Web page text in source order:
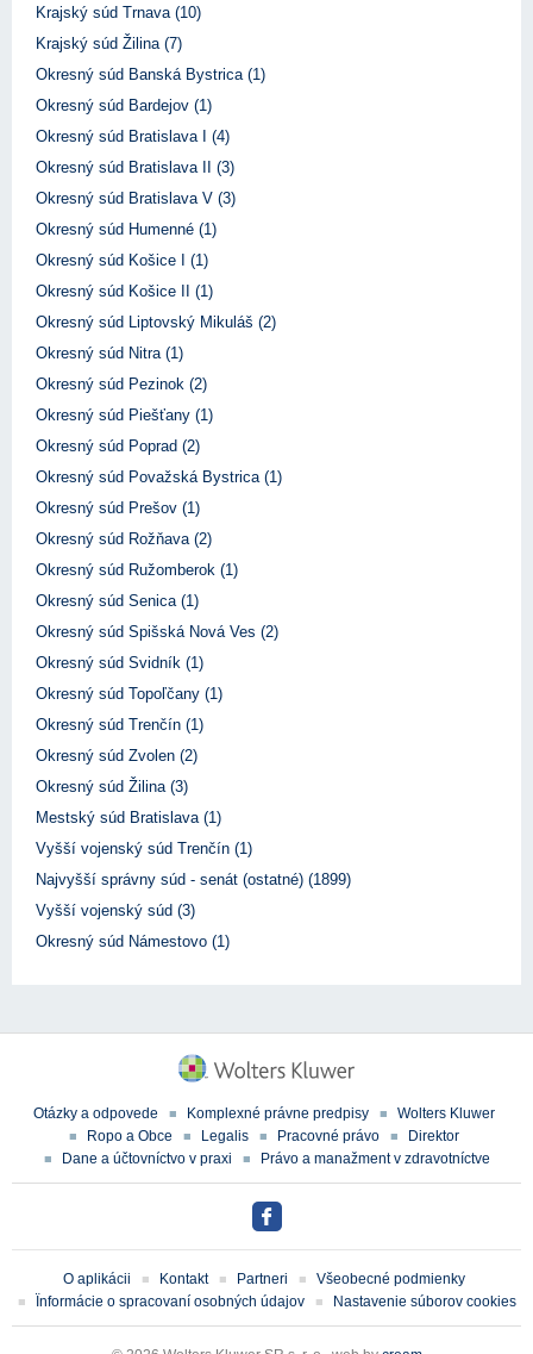
Krajský súd Trnava (10)
Krajský súd Žilina (7)
Okresný súd Banská Bystrica (1)
Okresný súd Bardejov (1)
Okresný súd Bratislava I (4)
Okresný súd Bratislava II (3)
Okresný súd Bratislava V (3)
Okresný súd Humenné (1)
Okresný súd Košice I (1)
Okresný súd Košice II (1)
Okresný súd Liptovský Mikuláš (2)
Okresný súd Nitra (1)
Okresný súd Pezinok (2)
Okresný súd Piešťany (1)
Okresný súd Poprad (2)
Okresný súd Považská Bystrica (1)
Okresný súd Prešov (1)
Okresný súd Rožňava (2)
Okresný súd Ružomberok (1)
Okresný súd Senica (1)
Okresný súd Spišská Nová Ves (2)
Okresný súd Svidník (1)
Okresný súd Topoľčany (1)
Okresný súd Trenčín (1)
Okresný súd Zvolen (2)
Okresný súd Žilina (3)
Mestský súd Bratislava (1)
Vyšší vojenský súd Trenčín (1)
Najvyšší správny súd - senát (ostatné) (1899)
Vyšší vojenský súd (3)
Okresný súd Námestovo (1)
Otázky a odpovede Komplexné právne predpisy
Wolters Kluwer
Ropo a Obce
Legalis Pracovné právo
Direktor
Dane a účtovníctvo v praxi
Právo a manažment v zdravotníctve
O aplikácii Kontakt Partneri
Všeobecné podmienky
Ïnformácie o spracovaní osobných údajov
Nastavenie súborov cookies